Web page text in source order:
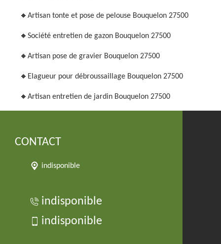
Artisan tonte et pose de pelouse Bouquelon 27500
Société entretien de gazon Bouquelon 27500
Artisan pose de gravier Bouquelon 27500
Elagueur pour débroussaillage Bouquelon 27500
Artisan entretien de jardin Bouquelon 27500
CONTACT
indisponible
indisponible
indisponible